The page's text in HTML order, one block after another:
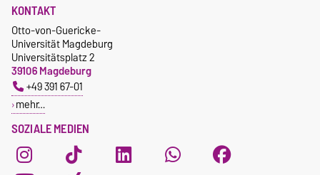
SOZIALE MEDIEN
KONTAKT
Otto-von-Guericke-
Universität Magdeburg
Universitätsplatz 2
39106 Magdeburg
+49 391 67-01
mehr…